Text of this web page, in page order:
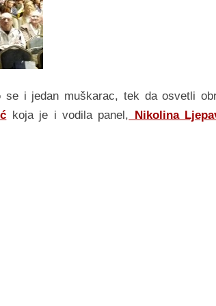
se i jedan muškarac, tek da osvetli
koja je i vodila panel, Nikolina